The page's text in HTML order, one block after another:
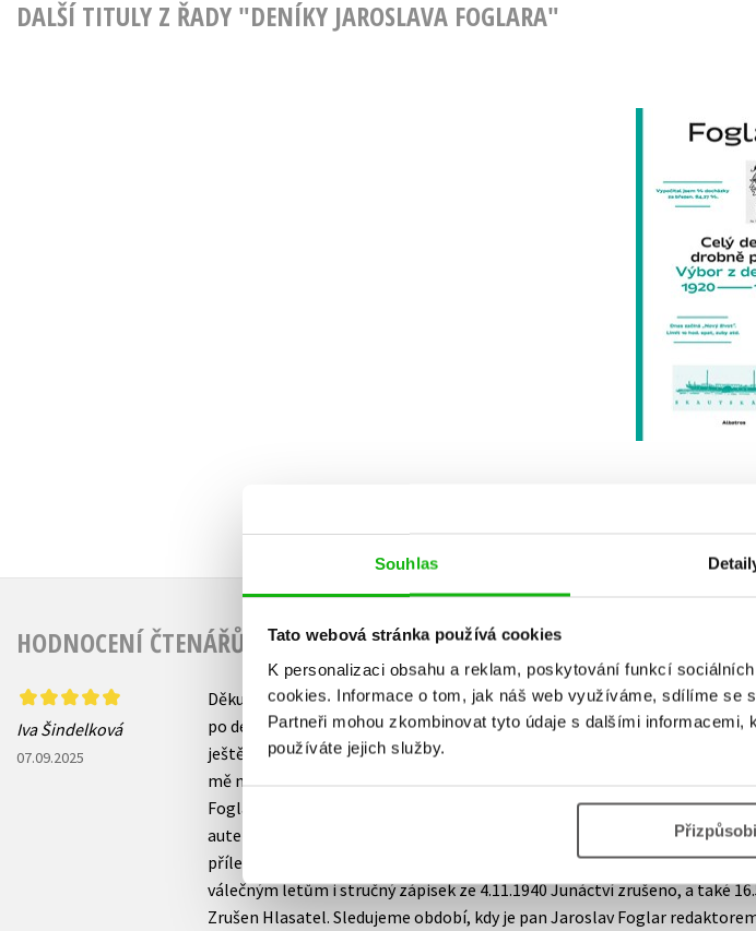
Souhlas
Tato webová stránka používá cookies
K personalizaci obsahu a reklam, poskytování funkcí
cookies. Informace o tom, jak náš web využíváme, sdílíme se
Partneři mohou zkombinovat tyto údaje s dalšími
používáte jejich služby.
DALŠÍ TITULY Z ŘADY "DENÍKY JAROSLAVA FOGLARA"
Celý den
Jaroslav
,
Jan Šulc
Do košíku
599 Kč
HODNOCENÍ ČTENÁŘŮ
Iva Šindelková
07.09.2025
Děkuji Albatros Media za poskytnutí recenzního výtisku. Nostalgickou
po denících Jestřába. Nevím jak dnešní čerstvé generace, ovšem já jsem
ještě to štěstí, že jsem na „foglarovkách“ vyrostla. První díl. Končící rokem
mě nějak minul, v tomto druhém sborníku jsou zmapovány deníky
Foglara z let 1938-41. Dovětek „začínám psát Rychlé šípy je vše říkající.
autentických zápisků, skic či vzácných fotografií máme tedy jedinečnou
příležitost nahlédnout pod pokličku skautství, schůzek, táborů, ale díky
válečným letům i stručný zápisek ze 4.11.1940 Junáctví zrušeno, a také
Zrušen Hlasatel. Sledujeme období, kdy je pan Jaroslav Foglar